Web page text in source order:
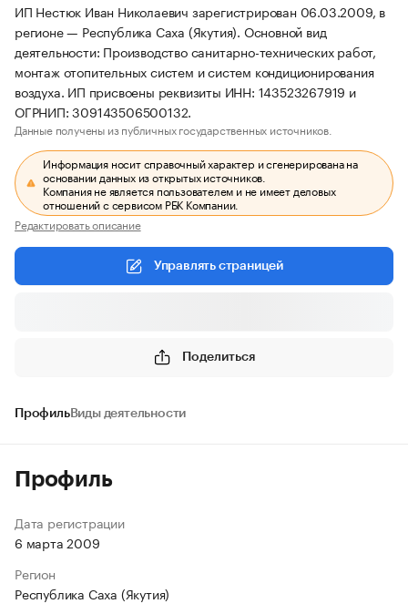
ИП Нестюк Иван Николаевич зарегистрирован 06.03.2009, в
регионе — Республика Саха (Якутия). Основной вид
деятельности: Производство санитарно-технических работ,
монтаж отопительных систем и систем кондиционирования
воздуха. ИП присвоены реквизиты ИНН: 143523267919 и
ОГРНИП: 309143506500132.
Данные получены из публичных государственных источников.
Информация носит справочный характер и сгенерирована на
основании данных из открытых источников.
Компания не является пользователем и не имеет деловых
отношений с сервисом РБК Компании.
Редактировать описание
Управлять страницей
Поделиться
ПрофильВиды деятельности
Профиль
Дата регистрации
6 марта 2009
Регион
Республика Саха (Якутия)